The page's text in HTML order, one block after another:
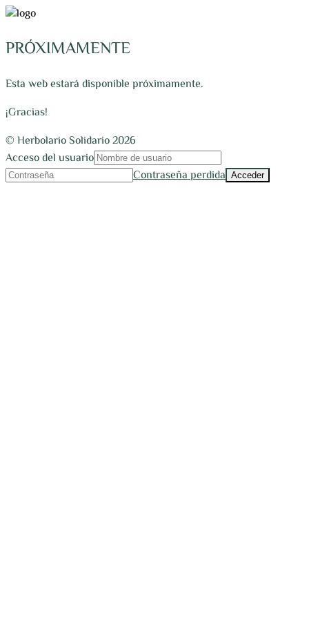
PRÓXIMAMENTE
Esta web estará disponible próximamente.
¡Gracias!
© Herbolario Solidario 2026
Acceso del usuario
Contraseña perdida